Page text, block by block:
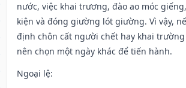
nước, việc khai trương, đào ao móc
kiện và đóng giường lót giường. Vì vậy,
định chôn cất người chết hay khai
nên chọn một ngày khác để tiến hành.
Ngoại lệ: